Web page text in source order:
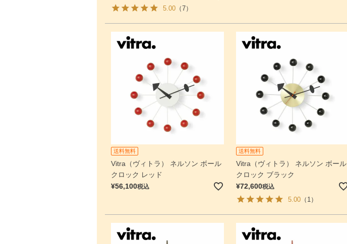
5.00（7）
送料無料
Vitra（ヴィトラ） ネルソン ボール
クロック レッド
¥56,100税込
送料無料
Vitra（ヴィトラ） ネルソン ボール
クロック ブラック
¥72,600税込
5.00（1）
検索